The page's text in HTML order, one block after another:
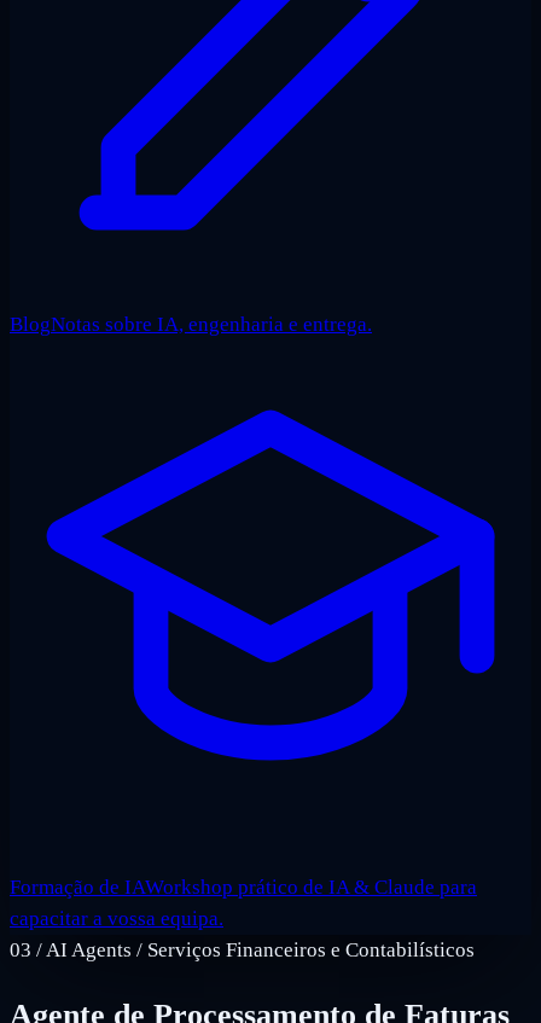
BlogNotas sobre IA, engenharia e entrega.
Formação de IAWorkshop prático de IA & Claude para
capacitar a vossa equipa.
03 /AI Agents / Serviços Financeiros e Contabilísticos
Agente de Processamento de Faturas